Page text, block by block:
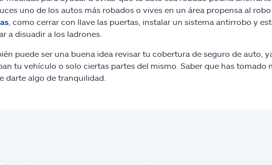
uno de los autos más robados o vives en un área propensa al
, como cerrar con llave las puertas, instalar un sistema antirrobo y
a disuadir a los ladrones.
puede ser una buena idea revisar tu cobertura de seguro de auto,
tu vehículo o solo ciertas partes del mismo. Saber que has tomado
darte algo de tranquilidad.